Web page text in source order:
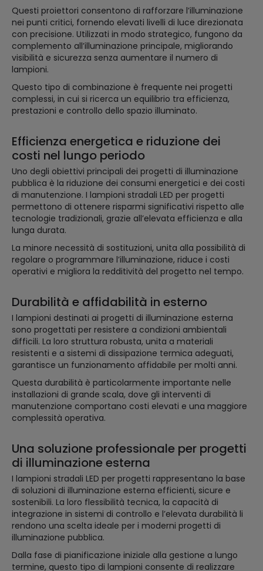
Questi proiettori consentono di rafforzare l’illuminazione
nei punti critici, fornendo elevati livelli di luce direzionata
con precisione. Utilizzati in modo strategico, fungono da
complemento all’illuminazione principale, migliorando
visibilità e sicurezza senza aumentare il numero di
lampioni.
Questo tipo di combinazione è frequente nei progetti
complessi, in cui si ricerca un equilibrio tra efficienza,
prestazioni e controllo dello spazio illuminato.
Efficienza energetica e riduzione dei
costi nel lungo periodo
Uno degli obiettivi principali dei progetti di illuminazione
pubblica è la riduzione dei consumi energetici e dei costi
di manutenzione. I lampioni stradali LED per progetti
permettono di ottenere risparmi significativi rispetto alle
tecnologie tradizionali, grazie all’elevata efficienza e alla
lunga durata.
La minore necessità di sostituzioni, unita alla possibilità di
regolare o programmare l’illuminazione, riduce i costi
operativi e migliora la redditività del progetto nel tempo.
Durabilità e affidabilità in esterno
I lampioni destinati ai progetti di illuminazione esterna
sono progettati per resistere a condizioni ambientali
difficili. La loro struttura robusta, unita a materiali
resistenti e a sistemi di dissipazione termica adeguati,
garantisce un funzionamento affidabile per molti anni.
Questa durabilità è particolarmente importante nelle
installazioni di grande scala, dove gli interventi di
manutenzione comportano costi elevati e una maggiore
complessità operativa.
Una soluzione professionale per progetti
di illuminazione esterna
I lampioni stradali LED per progetti rappresentano la base
di soluzioni di illuminazione esterna efficienti, sicure e
sostenibili. La loro flessibilità tecnica, la capacità di
integrazione in sistemi di controllo e l’elevata durabilità li
rendono una scelta ideale per i moderni progetti di
illuminazione pubblica.
Dalla fase di pianificazione iniziale alla gestione a lungo
termine, questo tipo di lampioni consente di realizzare